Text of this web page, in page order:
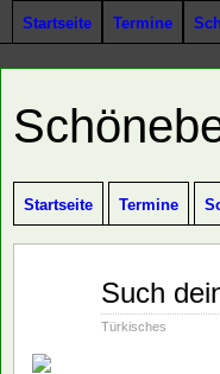
Startseite Termine
Startseite Termine
Such
Türkisches